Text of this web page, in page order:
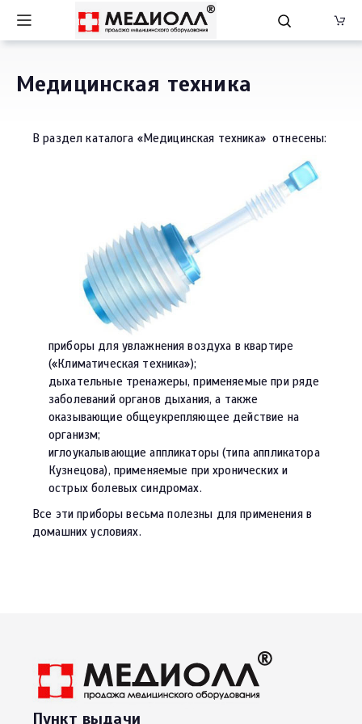
Медицинская техника
В раздел каталога «Медицинская техника» отнесены:
приборы для увлажнения воздуха в квартире
(«Климатическая техника»);
дыхательные тренажеры, применяемые при ряде
заболеваний органов дыхания, а также
оказывающие общеукрепляющее действие на
организм;
иглоукалывающие аппликаторы (типа аппликатора
Кузнецова), применяемые при хронических и
острых болевых синдромах.
Все эти приборы весьма полезны для применения в
домашних условиях.
Пункт выдачи